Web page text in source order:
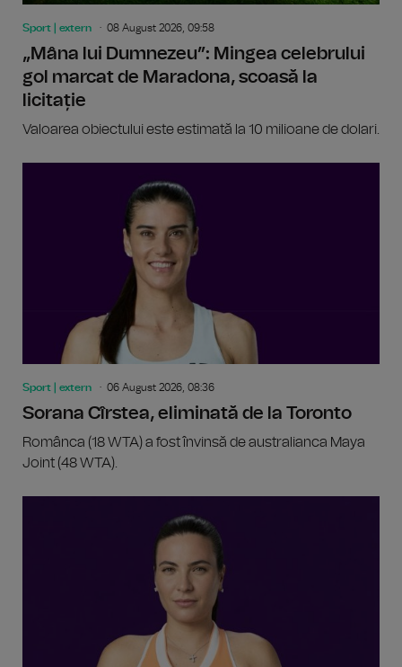
Sport | extern 08 August 2026, 09:58
„Mâna lui Dumnezeu”: Mingea celebrului
gol marcat de Maradona, scoasă la
licitație
Valoarea obiectului este estimată la 10 milioane de dolari.
Sport | extern 06 August 2026, 08:36
Sorana Cîrstea, eliminată de la Toronto
Românca (18 WTA) a fost învinsă de australianca Maya
Joint (48 WTA).